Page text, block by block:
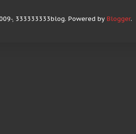
, 333333333blog. Powered by Blogger.